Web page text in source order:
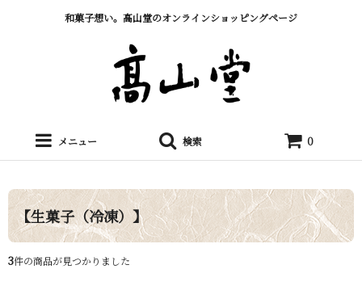
和菓子想い。髙山堂のオンラインショッピングページ
メニュー 検索 0
【生菓子（冷凍）】
3件の商品が見つかりました